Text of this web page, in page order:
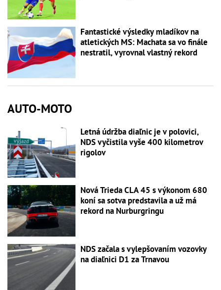
Fantastické výsledky mladíkov na
atletických MS: Machata sa vo finále
nestratil, vyrovnal vlastný rekord
AUTO-MOTO
Letná údržba diaľnic je v polovici,
NDS vyčistila vyše 400 kilometrov
rigolov
Nová Trieda CLA 45 s výkonom 680
koní sa sotva predstavila a už má
rekord na Nurburgringu
NDS začala s vylepšovaním vozovky
na diaľnici D1 za Trnavou